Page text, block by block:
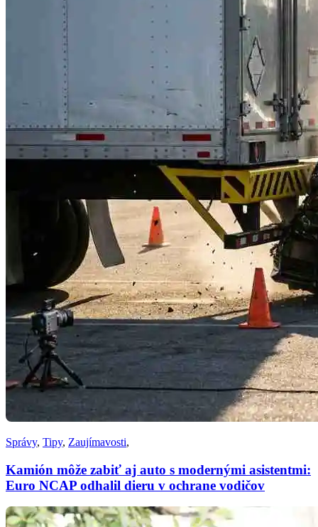
Správy, Tipy, Zaujímavosti,
Kamión môže zabiť aj auto s modernými asistentmi:
Euro NCAP odhalil dieru v ochrane vodičov